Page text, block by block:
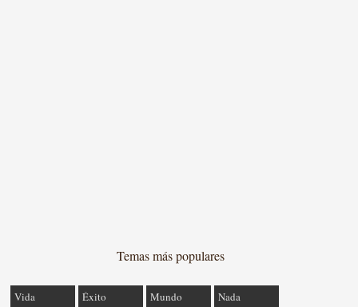
Temas más populares
Vida Éxito Mundo
Nada